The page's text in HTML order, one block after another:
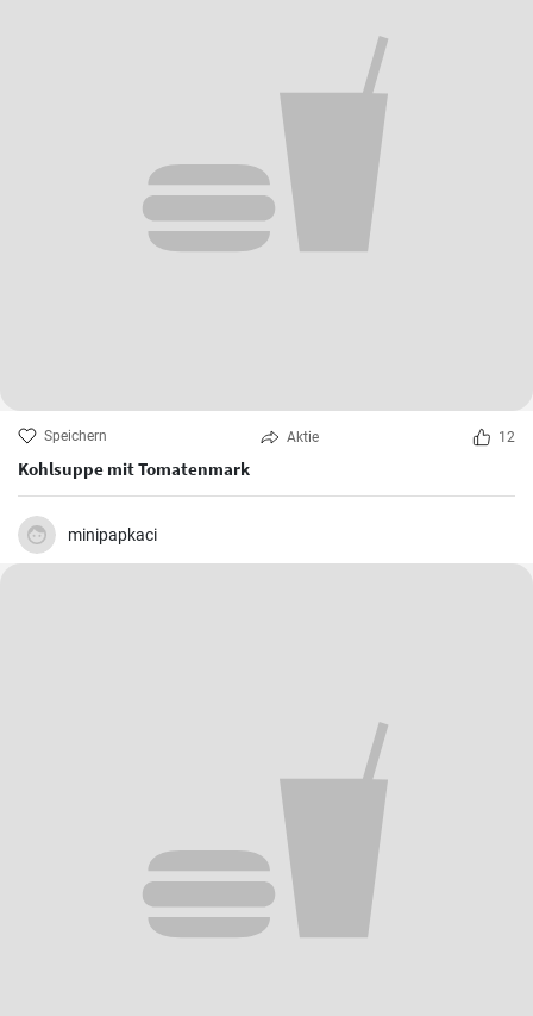
Speichern Aktie 12
Kohlsuppe mit Tomatenmark
minipapkaci